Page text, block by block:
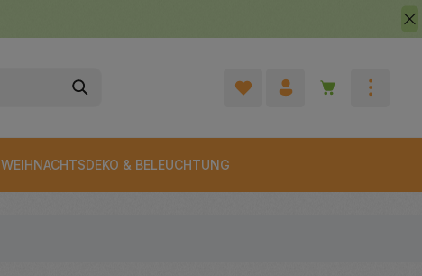
Warenkorb
WEIHNACHTSDEKO & BELEUCHTUNG